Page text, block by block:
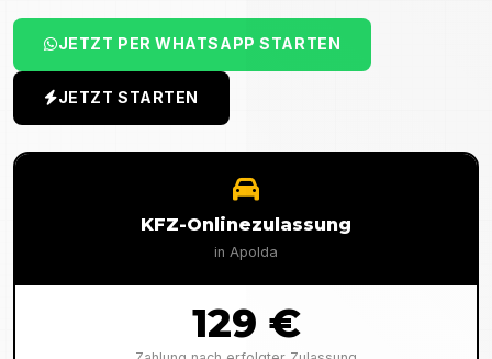
JETZT PER WHATSAPP STARTEN
JETZT STARTEN
KFZ-Onlinezulassung
in Apolda
129 €